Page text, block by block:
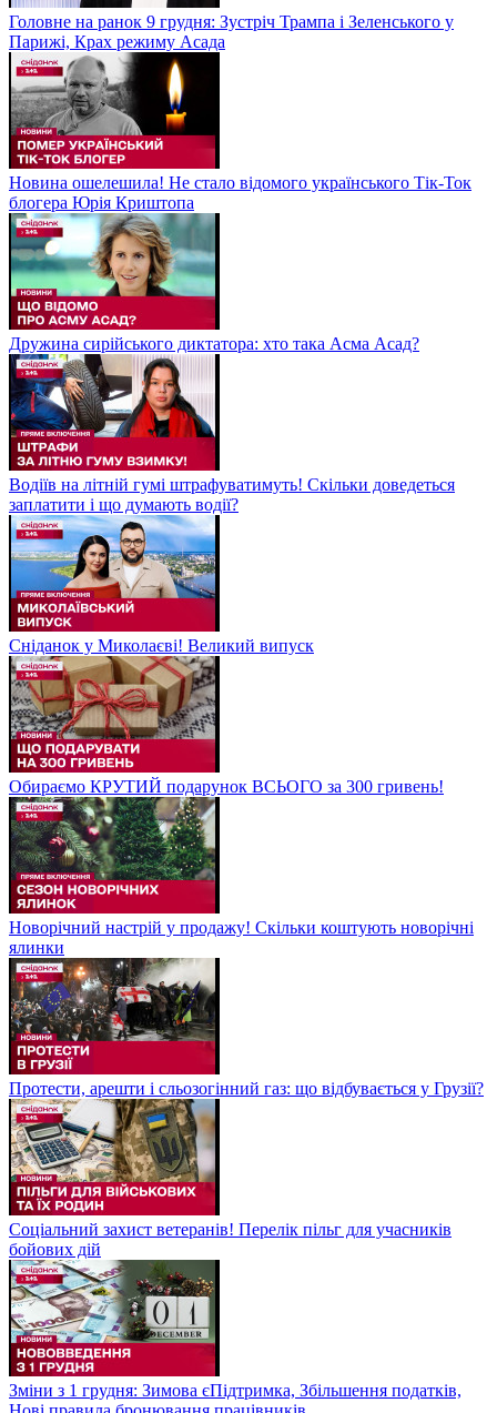
Головне на ранок 9 грудня: Зустріч Трампа і Зеленського у
Парижі, Крах режиму Асада
Новина ошелешила! Не стало відомого українського Тік-Ток
блогера Юрія Криштопа
Дружина сирійського диктатора: хто така Асма Асад?
Водіїв на літній гумі штрафуватимуть! Скільки доведеться
заплатити і що думають водії?
Сніданок у Миколаєві! Великий випуск
Обираємо КРУТИЙ подарунок ВСЬОГО за 300 гривень!
Новорічний настрій у продажу! Скільки коштують новорічні
ялинки
Протести, арешти і сльозогінний газ: що відбувається у Грузії?
Соціальний захист ветеранів! Перелік пільг для учасників
бойових дій
Зміни з 1 грудня: Зимова єПідтримка, Збільшення податків,